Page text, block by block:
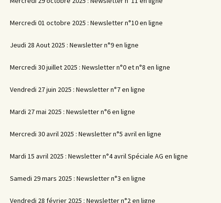
Mercredi 01 octobre 2025 : Newsletter n°10 en ligne
Jeudi 28 Aout 2025 : Newsletter n°9 en ligne
Mercredi 30 juillet 2025 : Newsletter n°0 et n°8 en ligne
Vendredi 27 juin 2025 : Newsletter n°7 en ligne
Mardi 27 mai 2025 : Newsletter n°6 en ligne
Mercredi 30 avril 2025 : Newsletter n°5 avril en ligne
Mardi 15 avril 2025 : Newsletter n°4 avril Spéciale AG en ligne
Samedi 29 mars 2025 : Newsletter n°3 en ligne
Vendredi 28 février 2025 : Newsletter n°2 en ligne